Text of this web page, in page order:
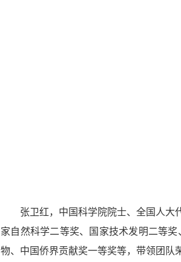
张卫红，中国科学院院士、全国人大代
家自然科学二等奖、国家技术发明二等
物、中国侨界贡献奖一等奖等，带领团队